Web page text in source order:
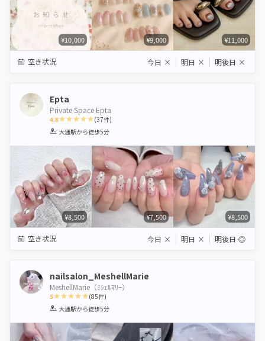
¥10,000 ¥9,000 ¥11,000
空き状況 今日 × 明日 × 明後日 ×
Epta
Private Space Epta
4.8
1 2 3 4 5
(37件)
大通駅から徒歩5分
¥8,500 ¥7,500 ¥8,500
空き状況 今日 × 明日 × 明後日 ◎
nailsalon_MeshellMarie
MeshellMarie（ﾐｼｪﾙﾏﾘｰ）
5
1 2 3 4 5
(85件)
大通駅から徒歩5分